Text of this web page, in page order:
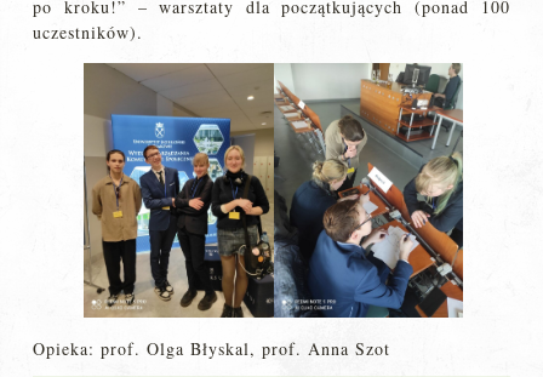
po kroku!” – warsztaty dla początkujących (ponad 100
uczestników).
Opieka: prof. Olga Błyskal, prof. Anna Szot